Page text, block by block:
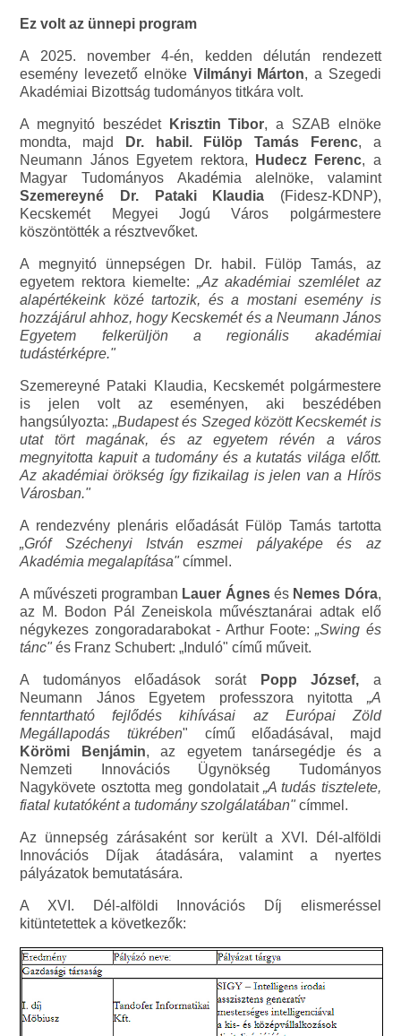
Ez volt az ünnepi program
A 2025. november 4-én, kedden délután rendezett
esemény levezető elnöke Vilmányi Márton, a Szegedi
Akadémiai Bizottság tudományos titkára volt.
A megnyitó beszédet Krisztin Tibor, a SZAB elnöke
mondta, majd
Dr. habil. Fülöp Tamás Ferenc, a
Neumann János Egyetem rektora,
Hudecz Ferenc, a
Magyar Tudományos Akadémia alelnöke, valamint
Szemereyné Dr. Pataki Klaudia (Fidesz-KDNP),
Kecskemét Megyei Jogú Város polgármestere
köszöntötték a résztvevőket.
A megnyitó ünnepségen Dr. habil. Fülöp Tamás, az
egyetem rektora kiemelte: „Az akadémiai szemlélet az
alapértékeink közé tartozik, és a mostani esemény is
hozzájárul ahhoz, hogy Kecskemét és a Neumann János
Egyetem felkerüljön a regionális akadémiai
tudástérképre."
Szemereyné Pataki Klaudia, Kecskemét polgármestere
is jelen volt az eseményen, aki beszédében
hangsúlyozta: „Budapest és Szeged között Kecskemét is
utat tört magának, és az egyetem révén a város
megnyitotta kapuit a tudomány és a kutatás világa előtt.
Az akadémiai örökség így fizikailag is jelen van a Hírös
Városban."
A rendezvény plenáris előadását Fülöp Tamás tartotta
„Gróf Széchenyi István eszmei pályaképe és az
Akadémia megalapítása"címmel.
A művészeti programban Lauer Ágnesés Nemes Dóra,
az M. Bodon Pál Zeneiskola művésztanárai adtak elő
négykezes zongoradarabokat - Arthur Foote:„Swing és
tánc"és Franz Schubert: „Induló" című műveit.
A tudományos előadások sorát Popp József, a
Neumann János Egyetem professzora nyitotta „A
fenntartható fejlődés kihívásai az Európai Zöld
Megállapodás tükrében" című előadásával, majd
Körömi Benjámin, az egyetem tanársegédje és a
Nemzeti Innovációs Ügynökség Tudományos
Nagykövete osztotta meg gondolatait „A tudás tisztelete,
fiatal kutatóként a tudomány szolgálatában"címmel.
Az ünnepség zárásaként sor került a XVI. Dél-alföldi
Innovációs Díjak átadására, valamint a nyertes
pályázatok bemutatására.
A XVI. Dél-alföldi Innovációs Díj elismeréssel
kitüntetettek a következők: